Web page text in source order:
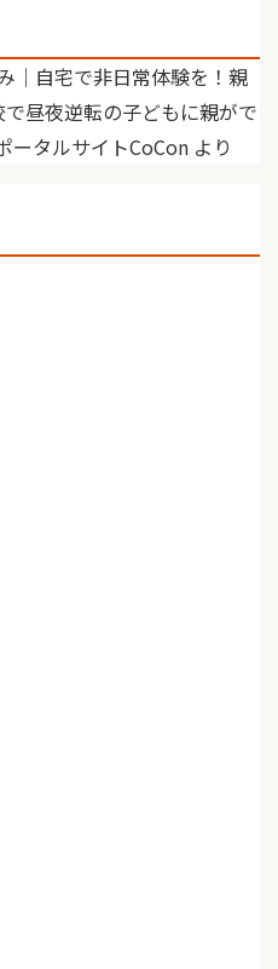
｜自宅で非日常体験を！親
で昼夜逆転の子どもに親がで
ータルサイトCoCon より